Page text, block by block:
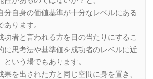
分自身の価値基準が十分なレベルにある
ります。
功者と言われる方を目の当たりにするこ
に思考法や基準値を成功者のレベルに近
いう場でもあります。
果を出された方と同じ空間に身を置き、